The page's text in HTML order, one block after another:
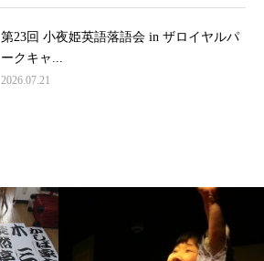
第23回 小夜姫英語落語会 in ザロイヤルパ
ークキャ...
2026.07.21